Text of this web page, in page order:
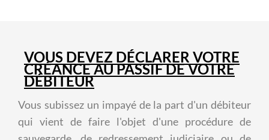
VOUS DEVEZ DÉCLARER VOTRE
CRÉANCE AU PASSIF DE VOTRE
DÉBITEUR
Vous subissez un impayé de la part d'un débiteur
qui vient de faire l'objet d'une procédure de